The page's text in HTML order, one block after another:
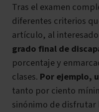
Tras el examen
diferentes criterios
artículo, al
grado final de
porcentaje y
clases. Por ejemplo,
tanto por ciento
sinónimo de disfrutar